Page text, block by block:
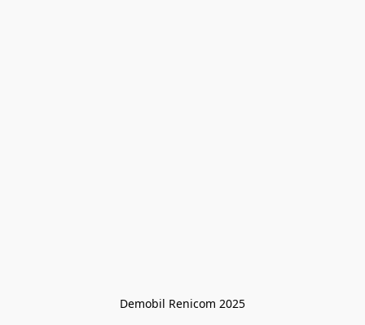
Demobil Renicom 2025